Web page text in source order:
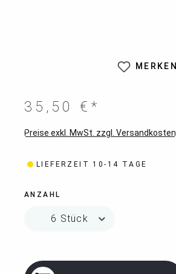
MERKEN
35,50 €*
Preise exkl. MwSt. zzgl. Versandkosten
LIEFERZEIT 10-14 TAGE
ANZAHL